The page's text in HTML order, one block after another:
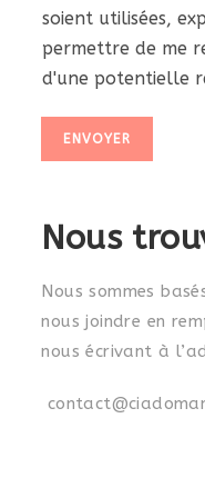
soient utilisées,
permettre de me
d'une potentielle
ENVOYER
Nous
Nous sommes
nous joindre en
nous écrivant à